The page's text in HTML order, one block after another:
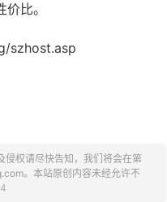
比。
szhost.asp
侵权请尽快告知，我们将会在第
。本站原创内容未经允许不